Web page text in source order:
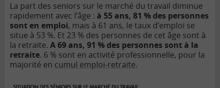
La part des seniors sur le marché du travail diminue
rapidement avec l’âge : à 55 ans, 81 % des personnes
sont en emploi, mais à 61 ans, le taux d’emploi se
situe à 53 %. Et 23 % des personnes de cet âge sont à
la retraite. A 69 ans, 91 % des personnes sont à la
retraite. 6 % sont en activité professionnelle, pour la
majorité en cumul emploi-retraite.